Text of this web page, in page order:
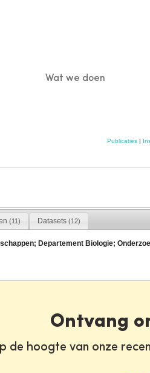
Wat we doen
Publicaties|
(11) Datasets (12)
Departement Biologie;
Ontvang
de hoogte van onze